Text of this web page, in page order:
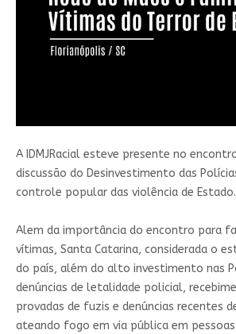
A IDMJRacial esteve presente no
discussão do Desinvestimento das
controle popular das violência de Estado.
Alem da importância do encontro para
vítimas, Santa Catarina, considerada o
do país, além do alto investimento nas
denúncias de letalidade policial,
provadas de fuzis e denúncias recentes
ateando fogo em via pública em